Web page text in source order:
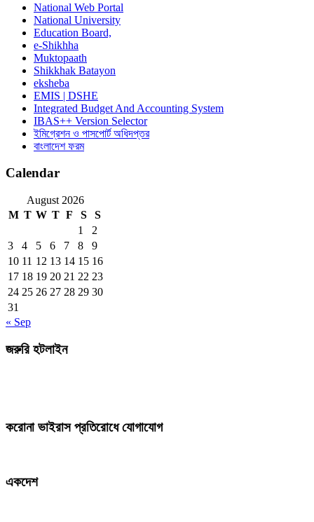
National Web Portal
National University
Education Board,
e-Shikhha
Muktopaath
Shikkhak Batayon
eksheba
EMIS | DSHE
Integrated Budget And Accounting System
IBAS++ Version Selector
ইমিগ্রেশন ও পাসপোর্ট অধিদপ্তর
বাংলাদেশ ফরম
Calendar
August 2026
M T W T F S
S
1
2
3
4 5 6 7 8
9
10 11 12 13 14 15 16
17 18 19 20 21 22 23
24 25 26 27 28 29 30
31
« Sep
জরুরি হটলাইন
করোনা ভাইরাস প্রতিরোধে যোগাযোগ
একদেশ